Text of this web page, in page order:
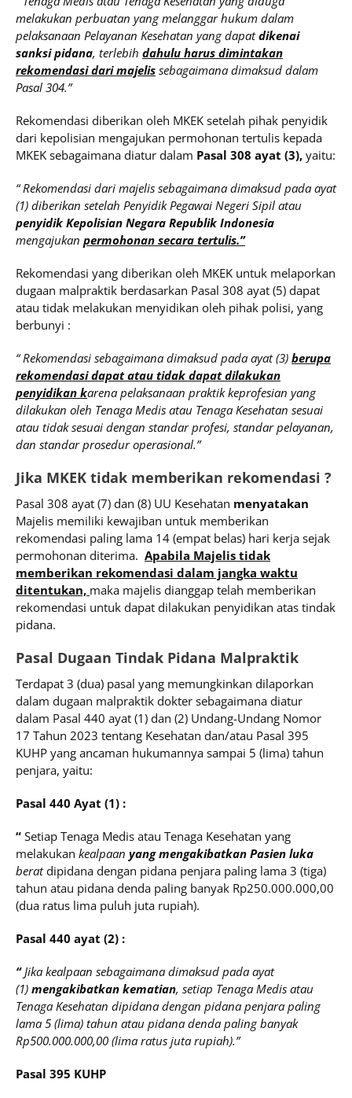
melakukan perbuatan yang melanggar hukum dalam
pelaksanaan Pelayanan Kesehatan yang dapatdikenai
sanksi pidana, terlebih dahulu harus dimintakan
rekomendasi dari majelis sebagaimana dimaksud dalam
Pasal 304.”
Rekomendasi diberikan oleh MKEK setelah pihak penyidik
dari kepolisian mengajukan permohonan tertulis kepada
MKEK sebagaimana diatur dalam Pasal 308 ayat (3), yaitu:
“ Rekomendasi dari majelis sebagaimana dimaksud pada ayat
(1) diberikan setelah Penyidik Pegawai Negeri Sipil atau
penyidik Kepolisian Negara Republik Indonesia
mengajukan permohonan secara tertulis.”
Rekomendasi yang diberikan oleh MKEK untuk melaporkan
dugaan malpraktik berdasarkan Pasal 308 ayat (5) dapat
atau tidak melakukan menyidikan oleh pihak polisi, yang
berbunyi :
“ Rekomendasi sebagaimana dimaksud pada ayat (3) berupa
rekomendasi dapat atau tidak dapat dilakukan
penyidikan karena pelaksanaan praktik keprofesian yang
dilakukan oleh Tenaga Medis atau Tenaga Kesehatan sesuai
atau tidak sesuai dengan standar profesi, standar pelayanan,
dan standar prosedur operasional.”
Jika MKEK tidak memberikan rekomendasi ?
Pasal 308 ayat (7) dan (8) UU Kesehatan menyatakan
Majelis memiliki kewajiban untuk memberikan
rekomendasi paling lama 14 (empat belas) hari kerja sejak
permohonan diterima. Apabila Majelis tidak
memberikan rekomendasi dalam jangka waktu
ditentukan, maka majelis dianggap telah memberikan
rekomendasi untuk dapat dilakukan penyidikan atas tindak
pidana.
Pasal Dugaan Tindak Pidana Malpraktik
Terdapat 3 (dua) pasal yang memungkinkan dilaporkan
dalam dugaan malpraktik dokter sebagaimana diatur
dalam Pasal 440 ayat (1) dan (2) Undang-Undang Nomor
17 Tahun 2023 tentang Kesehatan dan/atau Pasal 395
KUHP yang ancaman hukumannya sampai 5 (lima) tahun
penjara, yaitu:
Pasal 440 Ayat (1) :
“ Setiap Tenaga Medis atau Tenaga Kesehatan yang
melakukan kealpaan yang mengakibatkan Pasien luka
beratdipidana dengan pidana penjara paling lama 3 (tiga)
tahun atau pidana denda paling banyak Rp250.000.000,00
(dua ratus lima puluh juta rupiah).
Pasal 440 ayat (2) :
“Jika kealpaan sebagaimana dimaksud pada ayat
(1) mengakibatkan kematian, setiap Tenaga Medis atau
Tenaga Kesehatan dipidana dengan pidana penjara paling
lama 5 (lima) tahun atau pidana denda paling banyak
Rp500.000.000,00 (lima ratus juta rupiah).”
Pasal 395 KUHP